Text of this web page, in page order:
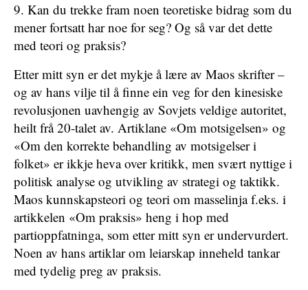
9. Kan du trekke fram noen teoretiske bidrag som du
mener fortsatt har noe for seg? Og så var det dette
med teori og praksis?
Etter mitt syn er det mykje å lære av Maos skrifter –
og av hans vilje til å finne ein veg for den kinesiske
revolusjonen uavhengig av Sovjets veldige autoritet,
heilt frå 20-talet av. Artiklane «Om motsigelsen» og
«Om den korrekte behandling av motsigelser i
folket» er ikkje heva over kritikk, men svært nyttige i
politisk analyse og utvikling av strategi og taktikk.
Maos kunnskapsteori og teori om masselinja f.eks. i
artikkelen «Om praksis» heng i hop med
partioppfatninga, som etter mitt syn er undervurdert.
Noen av hans artiklar om leiarskap inneheld tankar
med tydelig preg av praksis.